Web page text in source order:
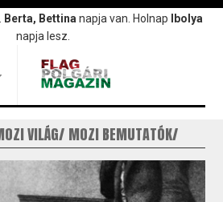
Berta, Bettina napja van. Holnap
Ibolya
napja lesz.
VILÁG MOZI BEMUTATÓK